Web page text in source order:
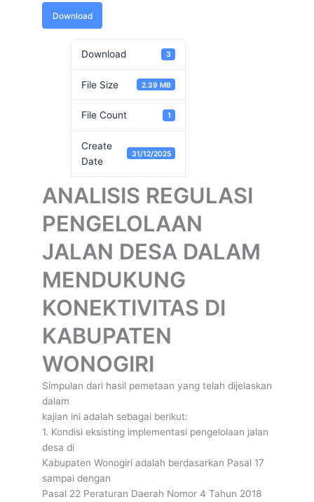
Download
Download 3
File Size 2.39 MB
File Count 1
Create
Date
31/12/2025
ANALISIS REGULASI
PENGELOLAAN
JALAN DESA DALAM
MENDUKUNG
KONEKTIVITAS DI
KABUPATEN
WONOGIRI
Simpulan dari hasil pemetaan yang telah dijelaskan
dalam
kajian ini adalah sebagai berikut:
1. Kondisi eksisting implementasi pengelolaan jalan
desa di
Kabupaten Wonogiri adalah berdasarkan Pasal 17
sampai dengan
Pasal 22 Peraturan Daerah Nomor 4 Tahun 2018